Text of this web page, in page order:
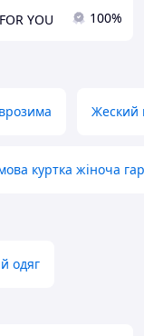
YOU 100%
Жеский
куртка жіноча
одяг